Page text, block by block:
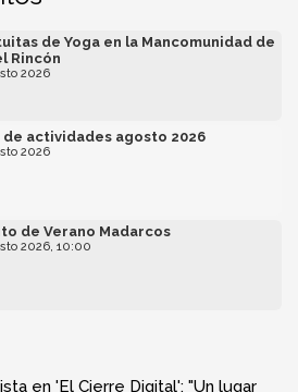
de Yoga en la Mancomunidad de
Rincón
2026
de actividades agosto 2026
2026
de Verano Madarcos
2026, 10:00
en 'El Cierre Digital': "Un lugar